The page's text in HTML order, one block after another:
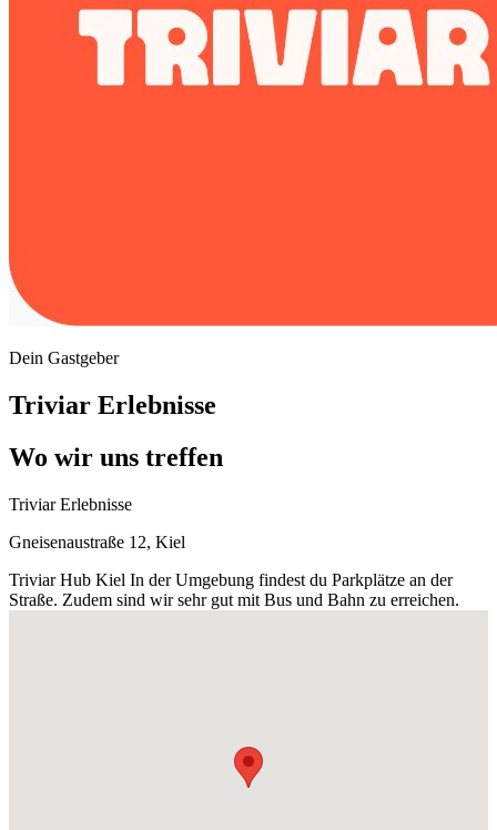
Dein Gastgeber
Triviar Erlebnisse
Wo wir uns treffen
Triviar Erlebnisse
Gneisenaustraße 12, Kiel
Triviar Hub Kiel In der Umgebung findest du Parkplätze an der
Straße. Zudem sind wir sehr gut mit Bus und Bahn zu erreichen.